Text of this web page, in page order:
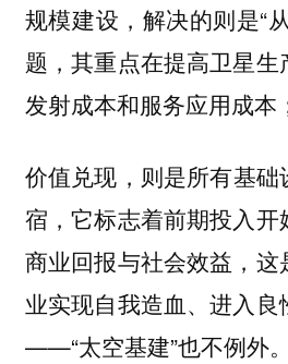
规模建设 ，解决的则是“
题，其重点在提高卫星
发射成本和服务应用成本
价值兑现 ，则是所有基
宿，它标志着前期投入
商业回报与社会效益，
业实现自我造血、进入
——“太空基建”也不例外。